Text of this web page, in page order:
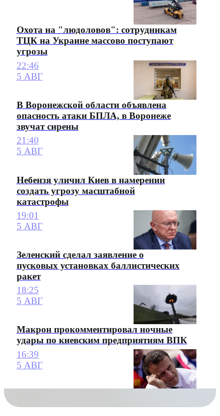
Охота на "людоловов": сотрудникам
ТЦК на Украине массово поступают
угрозы
22:46
5 АВГ
В Воронежской области объявлена
опасность атаки БПЛА, в Воронеже
звучат сирены
21:40
5 АВГ
Небензя уличил Киев в намерении
создать угрозу масштабной
катастрофы
19:01
5 АВГ
Зеленский сделал заявление о
пусковых установках баллистических
ракет
18:25
5 АВГ
Макрон прокомментировал ночные
удары по киевским предприятиям ВПК
16:39
5 АВГ